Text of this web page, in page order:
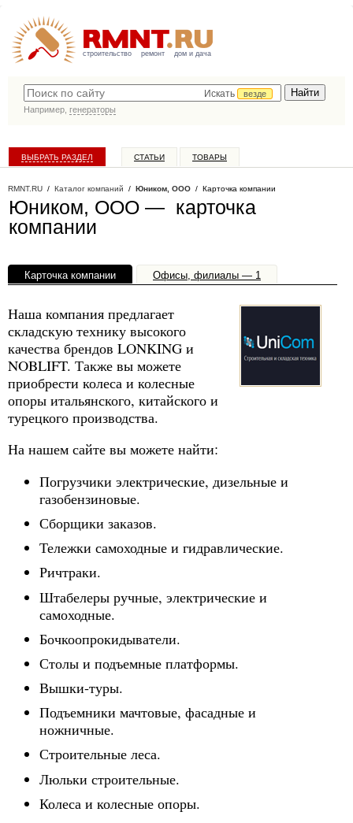
строительство ремонт дом и дача
Искать
везде
Например, генераторы
ВЫБРАТЬ РАЗДЕЛ СТАТЬИ ТОВАРЫ
RMNT.RU / Каталог компаний / Юником, ООО / Карточка компании
Юником, ООО — карточка
компании
Карточка компании Офисы, филиалы — 1
Наша компания предлагает
складскую технику высокого
качества брендов LONKING и
NOBLIFT. Также вы можете
приобрести колеса и колесные
опоры итальянского, китайского и
турецкого производства.
На нашем сайте вы можете найти:
Погрузчики электрические, дизельные и
газобензиновые.
Сборщики заказов.
Тележки самоходные и гидравлические.
Ричтраки.
Штабелеры ручные, электрические и
самоходные.
Бочкоопрокидыватели.
Столы и подъемные платформы.
Вышки-туры.
Подъемники мачтовые, фасадные и
ножничные.
Строительные леса.
Люльки строительные.
Колеса и колесные опоры.